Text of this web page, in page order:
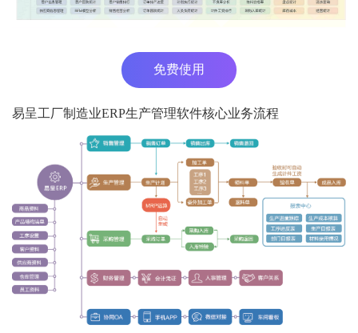
免费使用
易呈工厂制造业ERP生产管理软件核心业务流程